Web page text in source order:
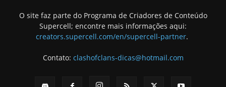
O site faz parte do Programa de Criadores de Conteúdo
Supercell; encontre mais informações aqui:
creators.supercell.com/en/supercell-partner.
Contato: clashofclans-dicas@hotmail.com